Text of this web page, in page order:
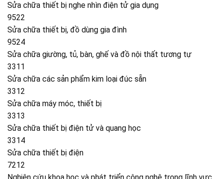
Sửa chữa thiết bị nghe nhìn điện tử gia dụng
9522
Sửa chữa thiết bị, đồ dùng gia đình
9524
Sửa chữa giường, tủ, bàn, ghế và đồ nội thất tương tự
3311
Sửa chữa các sản phẩm kim loại đúc sẵn
3312
Sửa chữa máy móc, thiết bị
3313
Sửa chữa thiết bị điện tử và quang học
3314
Sửa chữa thiết bị điện
7212